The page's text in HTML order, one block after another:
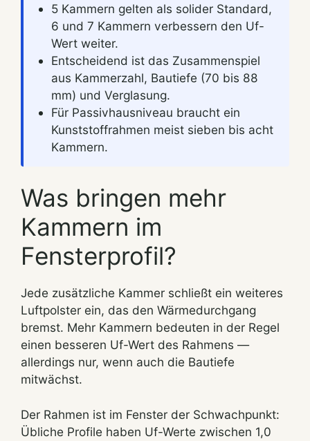
5 Kammern gelten als solider Standard,
6 und 7 Kammern verbessern den Uf-
Wert weiter.
Entscheidend ist das Zusammenspiel
aus Kammerzahl, Bautiefe (70 bis 88
mm) und Verglasung.
Für Passivhausniveau braucht ein
Kunststoffrahmen meist sieben bis acht
Kammern.
Was bringen mehr
Kammern im
Fensterprofil?
Jede zusätzliche Kammer schließt ein weiteres
Luftpolster ein, das den Wärmedurchgang
bremst. Mehr Kammern bedeuten in der Regel
einen besseren Uf-Wert des Rahmens —
allerdings nur, wenn auch die Bautiefe
mitwächst.
Der Rahmen ist im Fenster der Schwachpunkt:
Übliche Profile haben Uf-Werte zwischen 1,0